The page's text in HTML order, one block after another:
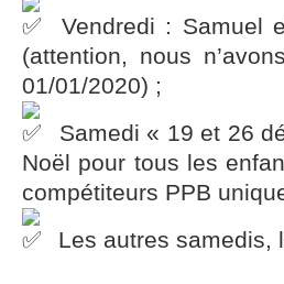
Vendredi : Samuel
(attention, nous
01/01/2020) ;
Samedi « 19 et 26
Noël pour tous les
compétiteurs PPB
Les autres samedis,